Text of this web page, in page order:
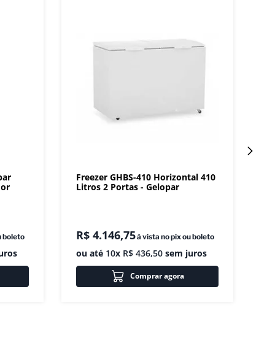
boleto
Freezer GHBS-410 Horizontal 410
Litros 2 Portas - Gelopar
R$ 4.146,75à vista no pix ou boleto
ou até 10x R$ 436,50sem juros
Comprar agora